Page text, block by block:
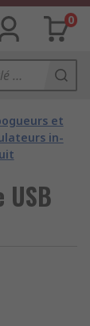
0
et
in-